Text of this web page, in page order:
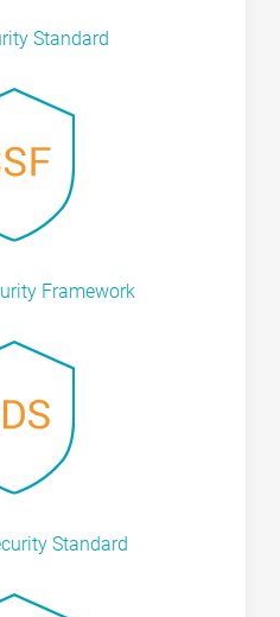
Standard
Framework
Standard